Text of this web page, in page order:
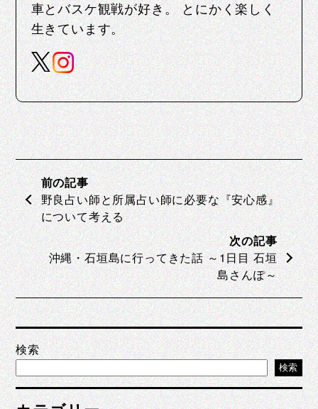
車とバスケ観戦が好き。 とにかく楽しく
生きています。
野良占い師と所属占い師に必要な『安心感』
について考える
沖縄・石垣島に行ってきた話 ～1日目 石垣
島さんぽ～
検索
検索